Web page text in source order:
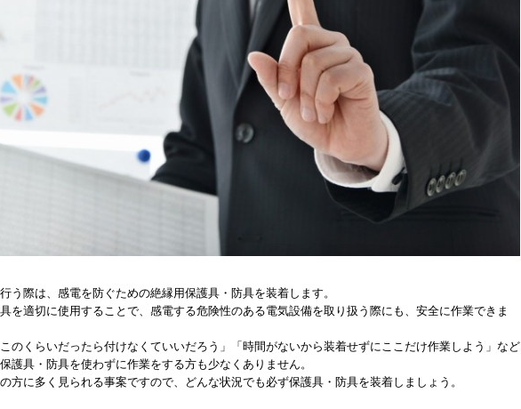
う際は、感電を防ぐための絶縁用保護具・防具を装着します。
を適切に使用することで、感電する危険性のある電気設備を取り扱う際にも、安全に作業できま
のくらいだったら付けなくていいだろう」「時間がないから装着せずにここだけ作業しよう」など
護具・防具を使わずに作業をする方も少なくありません。
方に多く見られる事案ですので、どんな状況でも必ず保護具・防具を装着しましょう。